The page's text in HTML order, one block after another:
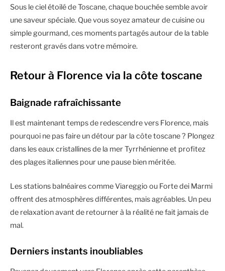
Sous le ciel étoilé de Toscane, chaque bouchée semble avoir
une saveur spéciale. Que vous soyez amateur de cuisine ou
simple gourmand, ces moments partagés autour de la table
resteront gravés dans votre mémoire.
Retour à Florence via la côte toscane
Baignade rafraîchissante
Il est maintenant temps de redescendre vers Florence, mais
pourquoi ne pas faire un détour par la côte toscane ? Plongez
dans les eaux cristallines de la mer Tyrrhénienne et profitez
des plages italiennes pour une pause bien méritée.
Les stations balnéaires comme Viareggio ou Forte dei Marmi
offrent des atmosphères différentes, mais agréables. Un peu
de relaxation avant de retourner à la réalité ne fait jamais de
mal.
Derniers instants inoubliables